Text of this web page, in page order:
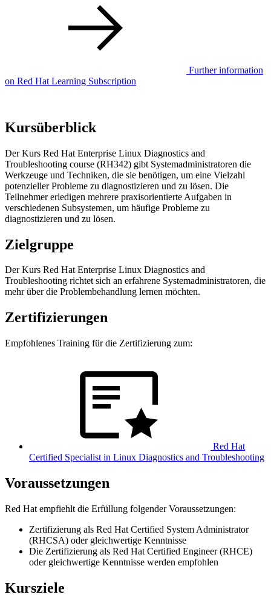
Further information
on Red Hat Learning Subscription
Kursüberblick
Der Kurs Red Hat Enterprise Linux Diagnostics and
Troubleshooting course (RH342) gibt Systemadministratoren die
Werkzeuge und Techniken, die sie benötigen, um eine Vielzahl
potenzieller Probleme zu diagnostizieren und zu lösen. Die
Teilnehmer erledigen mehrere praxisorientierte Aufgaben in
verschiedenen Subsystemen, um häufige Probleme zu
diagnostizieren und zu lösen.
Zielgruppe
Der Kurs Red Hat Enterprise Linux Diagnostics and
Troubleshooting richtet sich an erfahrene Systemadministratoren, die
mehr über die Problembehandlung lernen möchten.
Zertifizierungen
Empfohlenes Training für die Zertifizierung zum:
Red Hat
Certified Specialist in Linux Diagnostics and Troubleshooting
Voraussetzungen
Red Hat empfiehlt die Erfüllung folgender Voraussetzungen:
Zertifizierung als Red Hat Certified System Administrator
(RHCSA) oder gleichwertige Kenntnisse
Die Zertifizierung als Red Hat Certified Engineer (RHCE)
oder gleichwertige Kenntnisse werden empfohlen
Kursziele